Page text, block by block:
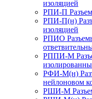
изоляцией
РПИ-П
РПИ-П(н)
изоляцией
РПИО
РППИ-М
РФИ-М(н)
нейлоновом
РШИ-М